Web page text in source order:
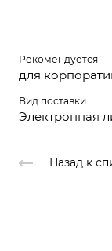
Рекомендуется
для
Вид поставки
Электронная
Назад к